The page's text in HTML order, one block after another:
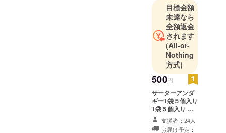
目標金額
未達なら
全額返金
されます
(All-or-
Nothing
方式)
500円
サーターアンダ
ギー1袋５個入り
1袋５個入り …
原材料及び添加
物等の食品表示
支援者：24人
お届け予定：